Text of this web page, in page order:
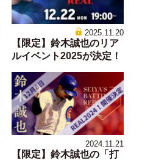
2025.11.20
【限定】鈴木誠也のリア
ルイベント2025が決定！
2024.11.21
【限定】鈴木誠也の「打